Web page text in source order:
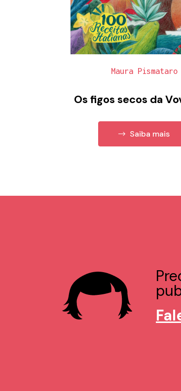
Maura Pismataro
Os figos secos da
Saiba mais